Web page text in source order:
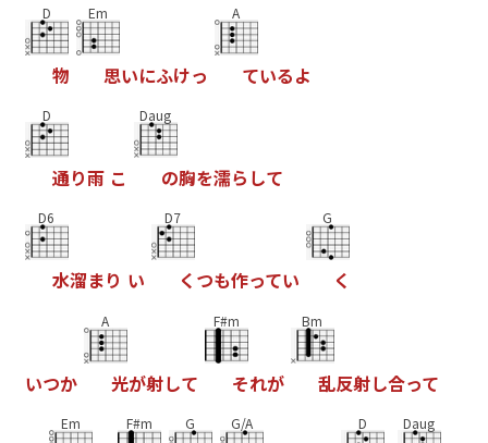
D
物
Em
思いにふけっ
A
ているよ
D
通り雨 こ
Daug
の胸を濡ら して
D6
水溜まり い
D7
く つも作ってい
G
く
いつか
A
光が射して
F#m
それが
Bm
乱反射し合って
Em F#m G G/A D Daug